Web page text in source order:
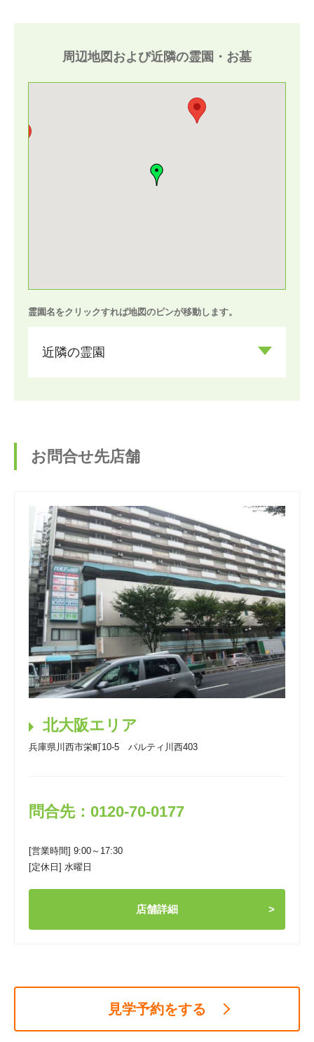
周辺地図および近隣の霊園・お墓
霊園名をクリックすれば地図のピンが移動します。
近隣の霊園
お問合せ先店舗
北大阪エリア
兵庫県川西市栄町10-5 パルティ川西403
問合先：0120-70-0177
[営業時間] 9:00～17:30
[定休日] 水曜日
店舗詳細
見学予約をする